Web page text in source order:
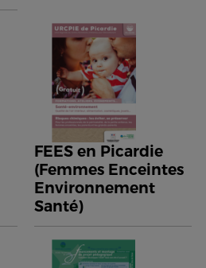
FEES en Picardie
(Femmes Enceintes
Environnement
Santé)